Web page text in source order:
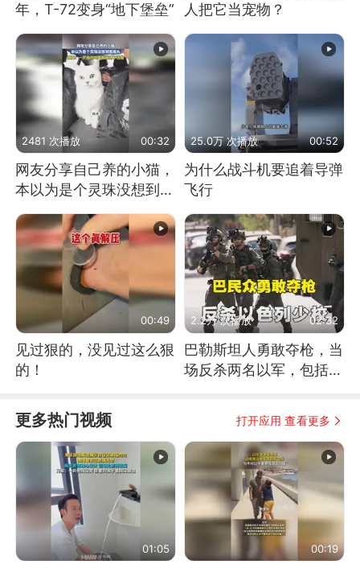
年，T-72变身“地下堡垒”
人把它当宠物？
2481 次播放 00:32
网友分享自己养的小猫，
本以为是个灵珠没想到是
25.0万 次播放 00:52
为什么战斗机要追着导弹
飞行
00:49
见过狠的，没见过这么狠
的！
2.2万 次播放 02:32
巴勒斯坦人勇敢夺枪，当
场反杀两名以军，包括一
更多热门视频 打开应用 查看更多
01:05 00:19